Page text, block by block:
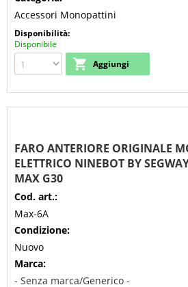
Accessori Monopattini
Disponibilità:
Disponibile
FARO ANTERIORE ORIGINALE
ELETTRICO NINEBOT BY
MAX G30
Cod. art.:
Max-6A
Condizione:
Nuovo
Marca:
- Senza marca/Generico -